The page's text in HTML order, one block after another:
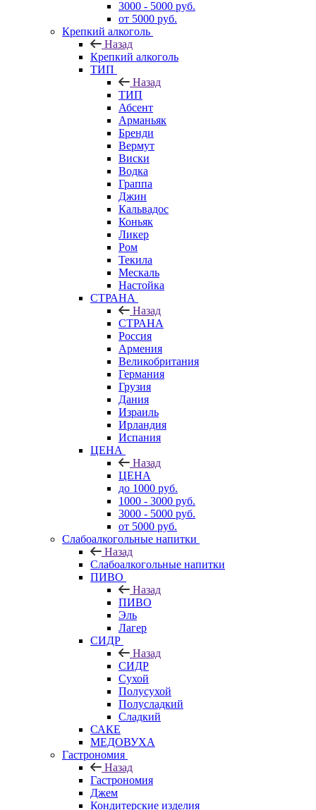
3000 - 5000 руб.
от 5000 руб.
Крепкий алкоголь
Назад
Крепкий алкоголь
ТИП
Назад
ТИП
Абсент
Арманьяк
Бренди
Вермут
Виски
Водка
Граппа
Джин
Кальвадос
Коньяк
Ликер
Ром
Текила
Мескаль
Настойка
СТРАНА
Назад
СТРАНА
Россия
Армения
Великобритания
Германия
Грузия
Дания
Израиль
Ирландия
Испания
ЦЕНА
Назад
ЦЕНА
до 1000 руб.
1000 - 3000 руб.
3000 - 5000 руб.
от 5000 руб.
Слабоалкогольные напитки
Назад
Слабоалкогольные напитки
ПИВО
Назад
ПИВО
Эль
Лагер
СИДР
Назад
СИДР
Сухой
Полусухой
Полусладкий
Сладкий
САКЕ
МЕДОВУХА
Гастрономия
Назад
Гастрономия
Джем
Кондитерские изделия